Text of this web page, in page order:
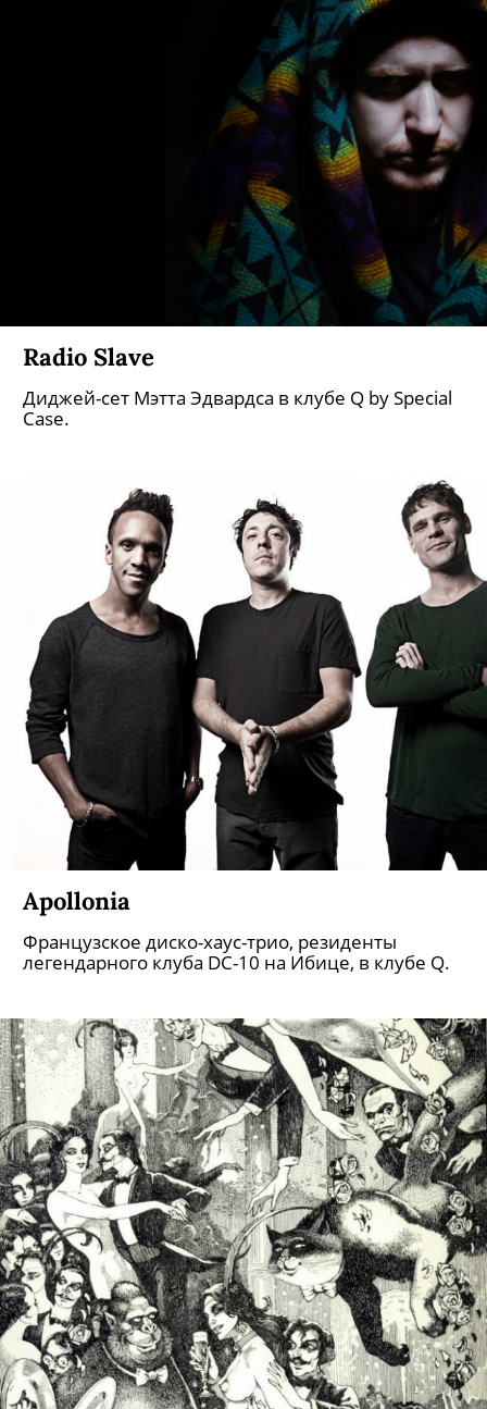
Radio Slave
Диджей-сет Мэтта Эдвардса в клубе Q by Special
Case.
Apollonia
Французское диско-хаус-трио, резиденты
легендарного клуба DC-10 на Ибице, в клубе Q.